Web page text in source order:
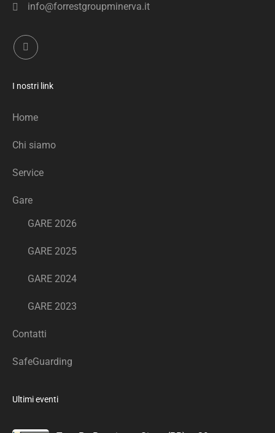
info@forrestgroupminerva.it
I nostri link
Home
Chi siamo
Service
Gare
GARE 2026
GARE 2025
GARE 2024
GARE 2023
Contatti
SafeGuarding
Ultimi eventi